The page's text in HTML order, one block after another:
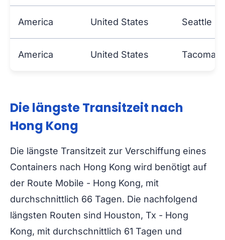
America United States Seattle
America United States Tacoma
Die längste Transitzeit nach
Hong Kong
Die längste Transitzeit zur Verschiffung eines
Containers nach Hong Kong wird benötigt auf
der Route Mobile - Hong Kong, mit
durchschnittlich 66 Tagen. Die nachfolgend
längsten Routen sind Houston, Tx - Hong
Kong, mit durchschnittlich 61 Tagen und